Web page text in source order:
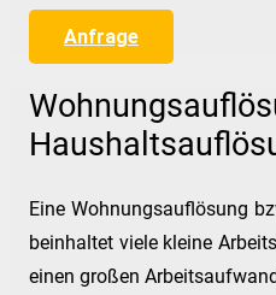
Anfrage
Eine Wohnungsauflösung
beinhaltet viele kleine
einen großen